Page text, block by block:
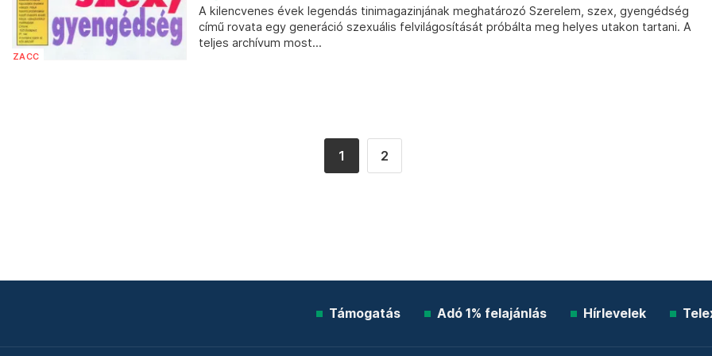
ZACC
A kilencvenes évek legendás tinimagazinjának meghatározó Szerelem, szex, gyengédség
című rovata egy generáció szexuális felvilágosítását próbálta meg helyes utakon tartani. A
teljes archívum most...
1 2
Támogatás Adó 1% felajánlás Hírlevelek